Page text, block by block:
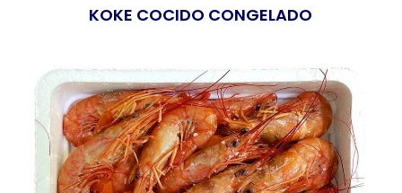
KOKE COCIDO CONGELADO